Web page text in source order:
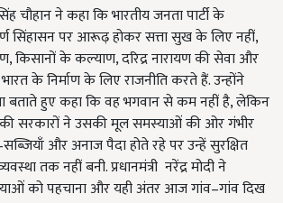
चौहान ने कहा कि भारतीय जनता पार्टी के
सिंहासन पर आरूढ़ होकर सत्ता सुख के लिए नहीं,
किसानों के कल्याण, दरिद्र नारायण की सेवा और
के निर्माण के लिए राजनीति करते हैं. उन्होंने
बताते हुए कहा कि वह भगवान से कम नहीं है, लेकिन
सरकारों ने उसकी मूल समस्याओं की ओर गंभीर
और अनाज पैदा होते रहे पर उन्हें सुरक्षित
तक नहीं बनी. प्रधानमंत्री नरेंद्र मोदी ने
को पहचाना और यही अंतर आज गांव–गांव दिख